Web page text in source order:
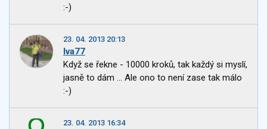
:-)
23. 04. 2013 20:13
Iva77
Když se řekne - 10000 kroků, tak každý si myslí,
jasně to dám ... Ale ono to není zase tak málo
:-)
23. 04. 2013 16:34